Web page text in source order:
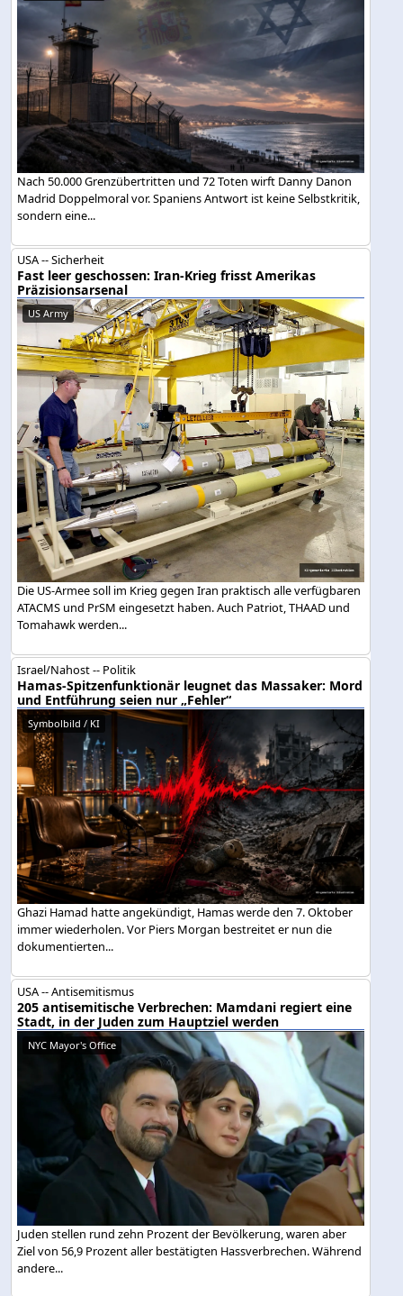
Nach 50.000 Grenzübertritten und 72 Toten wirft Danny Danon
Madrid Doppelmoral vor. Spaniens Antwort ist keine Selbstkritik,
sondern eine...
USA -- Sicherheit
Fast leer geschossen: Iran-Krieg frisst Amerikas
Präzisionsarsenal
US Army
Die US-Armee soll im Krieg gegen Iran praktisch alle verfügbaren
ATACMS und PrSM eingesetzt haben. Auch Patriot, THAAD und
Tomahawk werden...
Israel/Nahost -- Politik
Hamas-Spitzenfunktionär leugnet das Massaker: Mord
und Entführung seien nur „Fehler“
Symbolbild / KI
Ghazi Hamad hatte angekündigt, Hamas werde den 7. Oktober
immer wiederholen. Vor Piers Morgan bestreitet er nun die
dokumentierten...
USA -- Antisemitismus
205 antisemitische Verbrechen: Mamdani regiert eine
Stadt, in der Juden zum Hauptziel werden
NYC Mayor's Office
Juden stellen rund zehn Prozent der Bevölkerung, waren aber
Ziel von 56,9 Prozent aller bestätigten Hassverbrechen. Während
andere...